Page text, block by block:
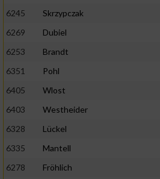
6245
Skrzypczak
6269
Dubiel
6253
Brandt
6351
Pohl
6405
Wlost
6403
Westheider
6328
Lückel
6335
Mantell
6278
Fröhlich